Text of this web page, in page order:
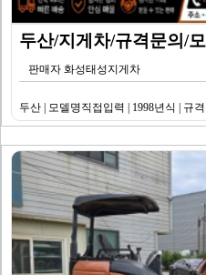
두산/지게차/규격문의/
판매자 화성태성지게차
두산 | 모델명직접입력 | 1998년식 | 규